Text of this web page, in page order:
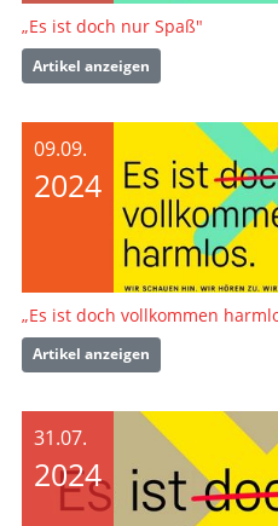
„Es ist doch nur Spaß"
Artikel anzeigen
09.09.
2024
„Es ist doch vollkommen
Artikel anzeigen
31.07.
2024